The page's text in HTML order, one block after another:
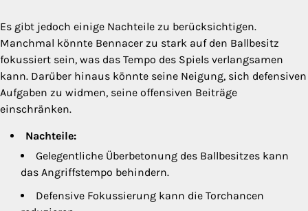
Es gibt jedoch einige Nachteile zu berücksichtigen.
Manchmal könnte Bennacer zu stark auf den Ballbesitz
fokussiert sein, was das Tempo des Spiels verlangsamen
kann. Darüber hinaus könnte seine Neigung, sich defensiven
Aufgaben zu widmen, seine offensiven Beiträge
einschränken.
Nachteile:
Gelegentliche Überbetonung des Ballbesitzes kann
das Angriffstempo behindern.
Defensive Fokussierung kann die Torchancen